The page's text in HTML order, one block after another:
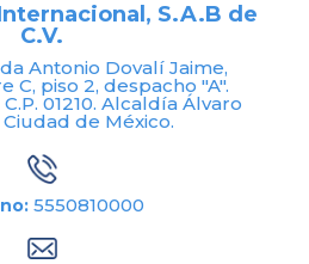
S.A.B de
C.V.
Antonio Dovalí Jaime,
C, piso 2, despacho "A".
01210. Alcaldía Álvaro
de México.
5550810000